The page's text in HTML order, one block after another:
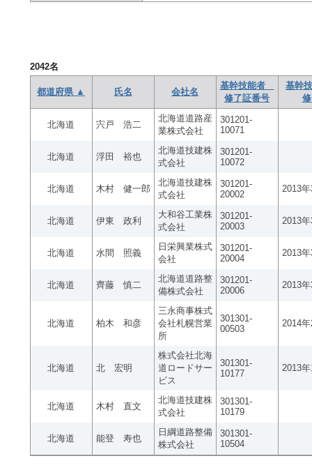
2042名
都道府県 ▲ 氏名 会社名
基幹技能者
修了証番号
基幹
北海道 宍戸 浩二
北海道道路産
業株式会社
301201-
10071
北海道 浮田 裕也
北海道技建株
式会社
301201-
10072
北海道 木村 健一郎
北海道技建株
式会社
301201-
20002
2013
北海道 伊東 政利
大和谷工業株
式会社
301201-
20003
2013
北海道 水間 照義
日栄興業株式
会社
301201-
20004
2013
北海道 齊藤 慎二
北海道道路整
備株式会社
301201-
20006
2013
北海道 柏木 和彦
三永商事株式
会社札幌営業
所
301301-
00503
2014
北海道 北 宏明
株式会社北海
道ロードサー
ビス
301301-
10177
2013
北海道 木村 直文
北海道技建株
式会社
301301-
10179
北海道 能登 寿也
日綱道路整備
株式会社
301301-
10504